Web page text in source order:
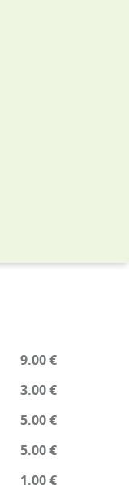
9.00 €
3.00 €
5.00 €
5.00 €
1.00 €